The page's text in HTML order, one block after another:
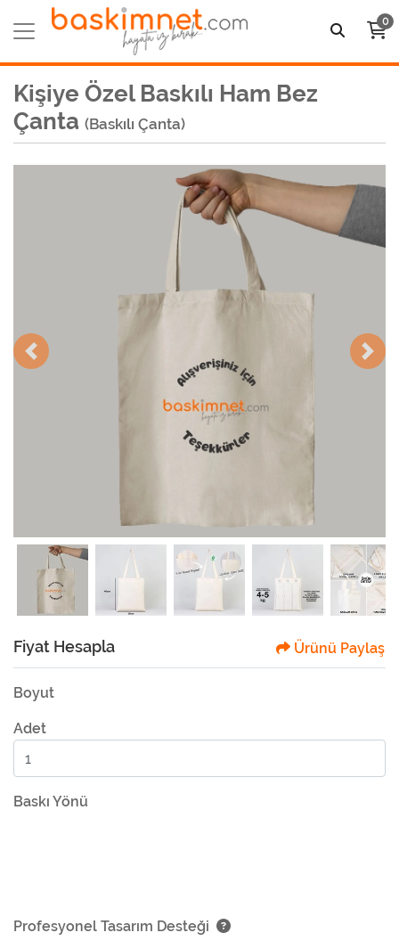
0
Kişiye Özel Baskılı Ham Bez
Çanta (Baskılı Çanta)
Fiyat Hesapla Ürünü Paylaş
Boyut
Adet
Baskı Yönü
Profesyonel Tasarım Desteği